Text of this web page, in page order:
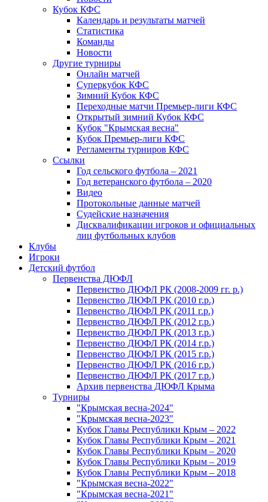
Кубок КФС
Календарь и результаты матчей
Статистика
Команды
Новости
Другие турниры
Онлайн матчей
Суперкубок КФС
Зимний Кубок КФС
Переходные матчи Премьер-лиги КФС
Открытый зимний Кубок КФС
Кубок "Крымская весна"
Кубок Премьер-лиги КФС
Регламенты турниров КФС
Ссылки
Год сельского футбола – 2021
Год ветеранского футбола – 2020
Видео
Протокольные данные матчей
Судейские назначения
Дисквалификации игроков и официальных
лиц футбольных клубов
Клубы
Игроки
Детский футбол
Первенства ДЮФЛ
Первенство ДЮФЛ РК (2008-2009 гг. р.)
Первенство ДЮФЛ РК (2010 г.р.)
Первенство ДЮФЛ РК (2011 г.р.)
Первенство ДЮФЛ РК (2012 г.р.)
Первенство ДЮФЛ РК (2013 г.р.)
Первенство ДЮФЛ РК (2014 г.р.)
Первенство ДЮФЛ РК (2015 г.р.)
Первенство ДЮФЛ РК (2016 г.р.)
Первенство ДЮФЛ РК (2017 г.р.)
Архив первенства ДЮФЛ Крыма
Турниры
"Крымская весна-2024"
"Крымская весна-2023"
Кубок Главы Республики Крым – 2022
Кубок Главы Республики Крым – 2021
Кубок Главы Республики Крым – 2020
Кубок Главы Республики Крым – 2019
Кубок Главы Республики Крым – 2018
"Крымская весна-2022"
"Крымская весна-2021"